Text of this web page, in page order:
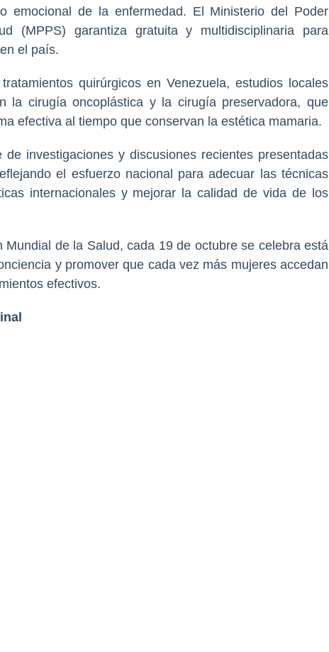
emocional de la enfermedad. El Ministerio del Poder
(MPPS) garantiza gratuita y multidisciplinaria para
el país.
quirúrgicos en Venezuela, estudios locales
la cirugía oncoplástica y la cirugía preservadora, que
efectiva al tiempo que conservan la estética mamaria.
investigaciones y discusiones recientes presentadas
el esfuerzo nacional para adecuar las técnicas
internacionales y mejorar la calidad de vida de los
Mundial de la Salud, cada 19 de octubre se celebra está
y promover que cada vez más mujeres accedan
efectivos.